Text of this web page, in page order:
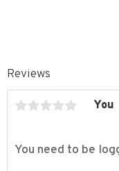
Reviews
You